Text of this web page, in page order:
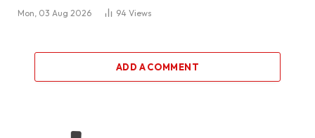
Mon, 03 Aug 2026 94 Views
ADD A COMMENT